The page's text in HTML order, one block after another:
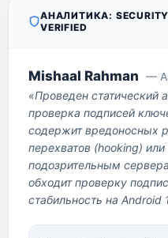
АНАЛИТИКА: SECURITY
VERIFIED
Mishaal Rahman —
«Проведен статический
проверка подписей
содержит вредоносных
перехватов (hooking)
подозрительным
обходит проверку
стабильность на Android